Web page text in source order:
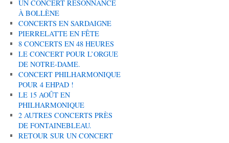
UN CONCERT RÉSONNANCE
À BOLLÈNE
CONCERTS EN SARDAIGNE
PIERRELATTE EN FÊTE
8 CONCERTS EN 48 HEURES
LE CONCERT POUR L’ORGUE
DE NOTRE-DAME.
CONCERT PHILHARMONIQUE
POUR 4 EHPAD !
LE 15 AOÛT EN
PHILHARMONIQUE
2 AUTRES CONCERTS PRÈS
DE FONTAINEBLEAU.
RETOUR SUR UN CONCERT